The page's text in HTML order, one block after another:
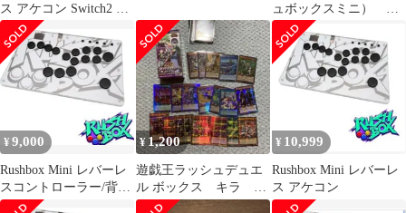
ス アケコン Switch2 PC
対応
ュボックスミニ） レ
バーレスコントローラ
ー
¥9,000
Rushbox Mini レバーレ
スコントローラー/背面
自作滑り止めパッド付
¥ 1,200
遊戯王ラッシュデュエ
ル ボックス キラ ま
とめて
¥ 10,999
Rushbox Mini レバーレ
ス アケコン